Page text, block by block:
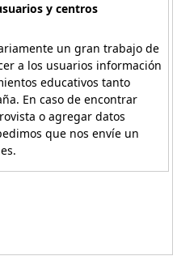
y centros
un gran trabajo de
a los usuarios información
educativos tanto
En caso de encontrar
o agregar datos
que nos envíe un